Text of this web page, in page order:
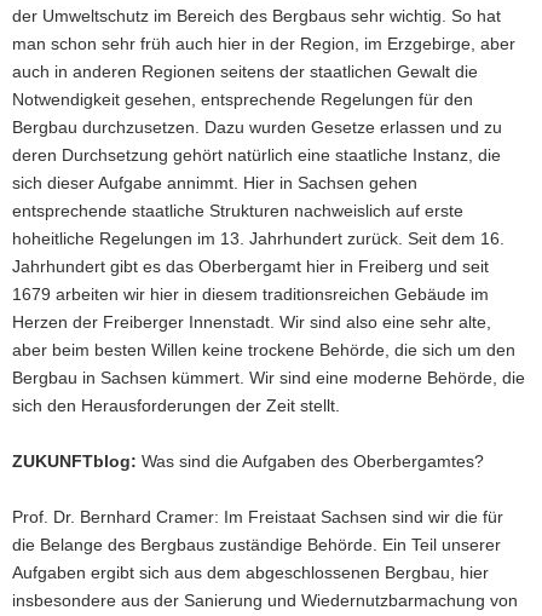
der Umweltschutz im Bereich des Bergbaus sehr wichtig. So hat
man schon sehr früh auch hier in der Region, im Erzgebirge, aber
auch in anderen Regionen seitens der staatlichen Gewalt die
Notwendigkeit gesehen, entsprechende Regelungen für den
Bergbau durchzusetzen. Dazu wurden Gesetze erlassen und zu
deren Durchsetzung gehört natürlich eine staatliche Instanz, die
sich dieser Aufgabe annimmt. Hier in Sachsen gehen
entsprechende staatliche Strukturen nachweislich auf erste
hoheitliche Regelungen im 13. Jahrhundert zurück. Seit dem 16.
Jahrhundert gibt es das Oberbergamt hier in Freiberg und seit
1679 arbeiten wir hier in diesem traditionsreichen Gebäude im
Herzen der Freiberger Innenstadt. Wir sind also eine sehr alte,
aber beim besten Willen keine trockene Behörde, die sich um den
Bergbau in Sachsen kümmert. Wir sind eine moderne Behörde, die
sich den Herausforderungen der Zeit stellt.
ZUKUNFTblog: Was sind die Aufgaben des Oberbergamtes?
Prof. Dr. Bernhard Cramer: Im Freistaat Sachsen sind wir die für
die Belange des Bergbaus zuständige Behörde. Ein Teil unserer
Aufgaben ergibt sich aus dem abgeschlossenen Bergbau, hier
insbesondere aus der Sanierung und Wiedernutzbarmachung von